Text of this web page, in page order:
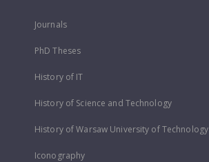
Journals
PhD Theses
History of IT
History of Science and Technology
History of Warsaw University of Technology
Iconography